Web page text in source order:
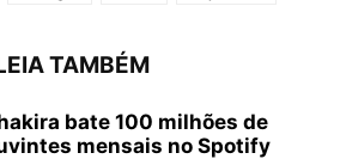
TAMBÉM
bate 100 milhões de
mensais no Spotify